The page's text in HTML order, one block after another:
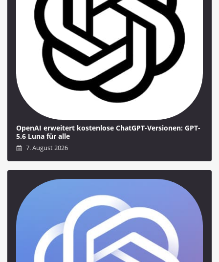
OpenAI erweitert kostenlose ChatGPT-Versionen: GPT-
5.6 Luna für alle
7. August 2026